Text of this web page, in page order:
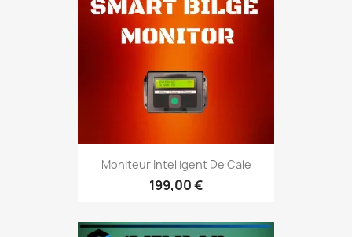
Moniteur Intelligent De Cale
199,00 €